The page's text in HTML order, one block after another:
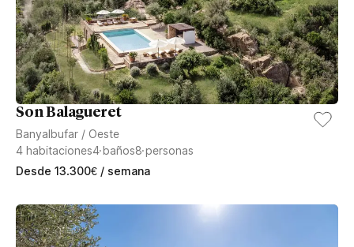
Son Balagueret
Banyalbufar / Oeste
4 habitaciones4baños8personas
Desde 13.300€ / semana